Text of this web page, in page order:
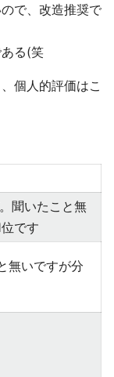
で、改造推奨で
る(笑
個人的評価はこ
聞いたこと無
です
無いですが分